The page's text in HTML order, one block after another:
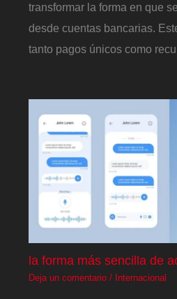
transformar la forma en que
desde cuentas bancarias.
tanto pagos únicos como
la forma más sencilla de
Deja un comentario / Internacional